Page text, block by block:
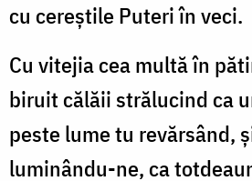
cu cereștile Puteri în veci.
Cu vitejia cea multă în
biruit călăii strălucind ca
peste lume tu revărsând,
luminându-ne, ca